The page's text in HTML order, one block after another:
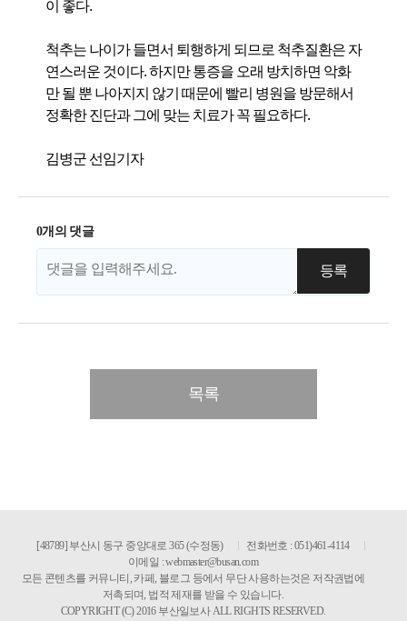
이 좋다.
척추는 나이가 들면서 퇴행하게 되므로 척추질환은 자
연스러운 것이다. 하지만 통증을 오래 방치하면 악화
만 될 뿐 나아지지 않기 때문에 빨리 병원을 방문해서
정확한 진단과 그에 맞는 치료가 꼭 필요하다.
김병군 선임기자
0개의 댓글
목록
[48789] 부산시 동구 중앙대로 365 (수정동)
전화번호 : 051)461-4114
이메일 :webmaster@busan.com
모든 콘텐츠를 커뮤니티, 카페, 블로그 등에서 무단 사용하는것은 저작권법에
저촉되며, 법적 제재를 받을 수 있습니다.
COPYRIGHT (C) 2016 부산일보사 ALL RIGHTS RESERVED.